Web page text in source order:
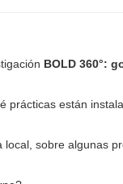
BOLD 360°:
prácticas están
local, sobre algunas